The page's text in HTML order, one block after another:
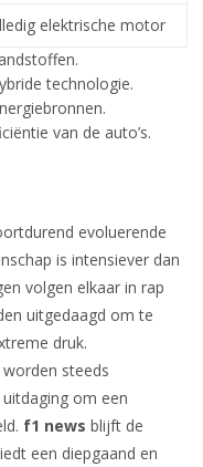
elektrische motor
technologie.
van de auto’s.
evoluerende
is intensiever dan
volgen elkaar in rap
uitgedaagd om te
druk.
steeds
om een
f1 news blijft de
een diepgaand en